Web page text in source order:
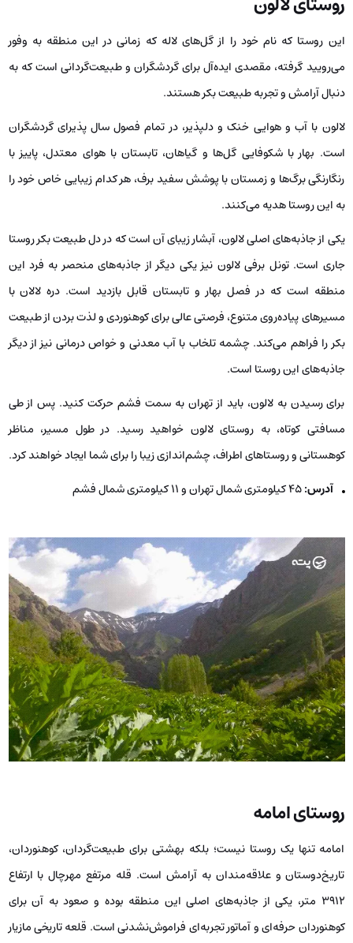
این روستا که نام خود را از گل‌های لاله که زمانی در این منطقه به وفور
می‌رویید گرفته، مقصدی ایده‌آل برای گردشگران و طبیعت‌گردانی است که به
دنبال آرامش و تجربه طبیعت بکر هستند.
لالون با آب و هوایی خنک و دلپذیر، در تمام فصول سال پذیرای گردشگران
است. بهار با شکوفایی گل‌ها و گیاهان، تابستان با هوای معتدل، پاییز با
رنگارنگی برگ‌ها و زمستان با پوشش سفید برف، هر کدام زیبایی خاص خود را
به این روستا هدیه می‌کنند.
یکی از جاذبه‌های اصلی لالون، آبشار زیبای آن است که در دل طبیعت بکر روستا
جاری است. تونل برفی لالون نیز یکی دیگر از جاذبه‌های منحصر به فرد این
منطقه است که در فصل بهار و تابستان قابل بازدید است. دره لالان با
مسیرهای پیاده‌روی متنوع، فرصتی عالی برای کوهنوردی و لذت بردن از طبیعت
بکر را فراهم می‌کند. چشمه تلخاب با آب معدنی و خواص درمانی نیز از دیگر
جاذبه‌های این روستا است.
برای رسیدن به لالون، باید از تهران به سمت فشم حرکت کنید. پس از طی
مسافتی کوتاه، به روستای لالون خواهید رسید. در طول مسیر، مناظر
کوهستانی و روستاهای اطراف، چشم‌اندازی زیبا را برای شما ایجاد خواهند کرد.
آدرس:۴۵ کيلومتری شمال تهران و ۱۱ کیلومتری شمال فشم
روستای امامه
امامه تنها یک روستا نیست؛ بلکه بهشتی برای طبیعت‌گردان، کوهنوردان،
تاریخ‌دوستان و علاقه‌مندان به آرامش است. قله مرتفع مهرچال با ارتفاع
۳۹۱۲ متر، یکی از جاذبه‌های اصلی این منطقه بوده و صعود به آن برای
کوهنوردان حرفه‌ای و آماتور تجربه‌ای فراموش‌نشدنی است. قلعه تاریخی مازیار